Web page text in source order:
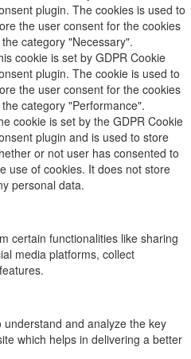
plugin. The cookies is used to
the user consent for the cookies
category "Necessary".
cookie is set by GDPR Cookie
plugin. The cookie is used to
the user consent for the cookies
category "Performance".
cookie is set by the GDPR Cookie
plugin and is used to store
or not user has consented to
use of cookies. It does not store
personal data.
certain functionalities like sharing
media platforms, collect
and analyze the key
which helps in delivering a better